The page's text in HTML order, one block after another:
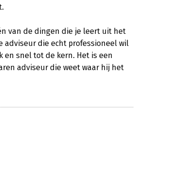
van de dingen die je leert uit het
adviseur die echt professioneel wil
en snel tot de kern. Het is een
adviseur die weet waar hij het